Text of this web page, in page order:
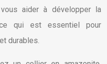
vous aider à développer la
ce qui est essentiel pour
durables.